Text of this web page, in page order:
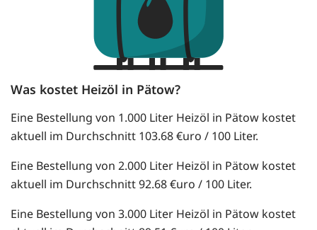
Was kostet Heizöl in Pätow?
Eine Bestellung von 1.000 Liter Heizöl in Pätow kostet
aktuell im Durchschnitt 103.68 €uro / 100 Liter.
Eine Bestellung von 2.000 Liter Heizöl in Pätow kostet
aktuell im Durchschnitt 92.68 €uro / 100 Liter.
Eine Bestellung von 3.000 Liter Heizöl in Pätow kostet